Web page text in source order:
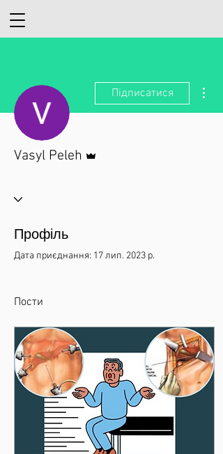
Підписатися
Vasyl Peleh
Профіль
Дата приєднання: 17 лип. 2023 р.
Пости